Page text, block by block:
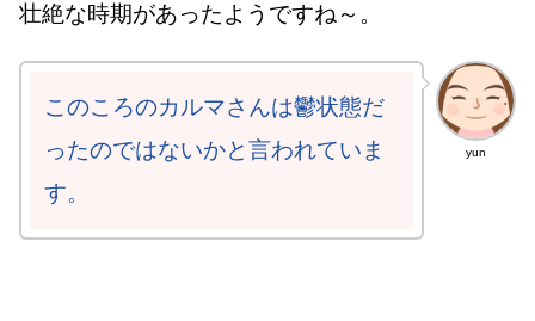
壮絶な時期があったようですね～。
yun
このころのカルマさんは鬱状態だ
ったのではないかと言われていま
す。